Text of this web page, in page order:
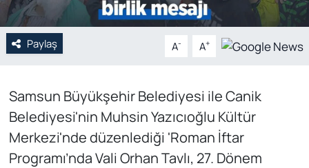
Paylaş A- A+
Samsun Büyükşehir Belediyesi ile Canik
Belediyesi'nin Muhsin Yazıcıoğlu Kültür
Merkezi'nde düzenlediği 'Roman İftar
Programı’nda Vali Orhan Tavlı, 27. Dönem
Web Tv
Yerel